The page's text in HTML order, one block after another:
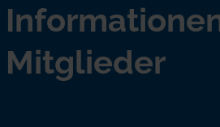
Mitglieder